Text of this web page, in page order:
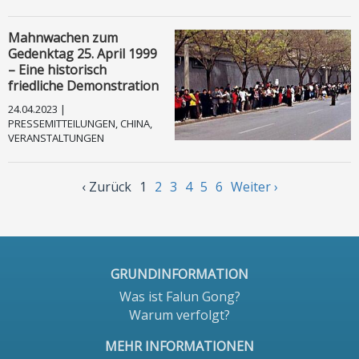
Mahnwachen zum
Gedenktag 25. April 1999
– Eine historisch
friedliche Demonstration
24.04.2023 |
PRESSEMITTEILUNGEN, CHINA,
VERANSTALTUNGEN
‹ Zurück 1 2 3 4 5 6 Weiter ›
GRUNDINFORMATION
Was ist Falun Gong?
Warum verfolgt?
MEHR INFORMATIONEN